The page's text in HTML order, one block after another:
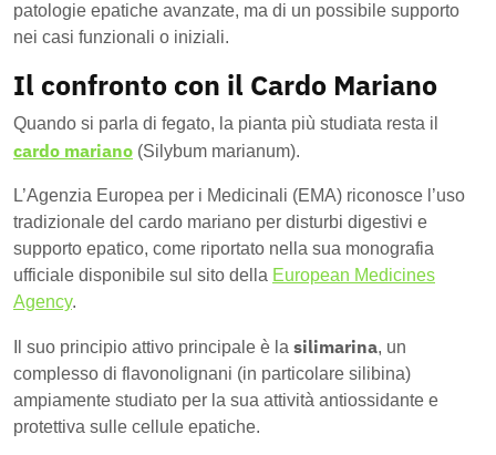
patologie epatiche avanzate, ma di un possibile supporto
nei casi funzionali o iniziali.
Il confronto con il Cardo Mariano
Quando si parla di fegato, la pianta più studiata resta il
cardo mariano (Silybum marianum).
L’Agenzia Europea per i Medicinali (EMA) riconosce l’uso
tradizionale del cardo mariano per disturbi digestivi e
supporto epatico, come riportato nella sua monografia
ufficiale disponibile sul sito della European Medicines
Agency.
Il suo principio attivo principale è la silimarina, un
complesso di flavonolignani (in particolare silibina)
ampiamente studiato per la sua attività antiossidante e
protettiva sulle cellule epatiche.